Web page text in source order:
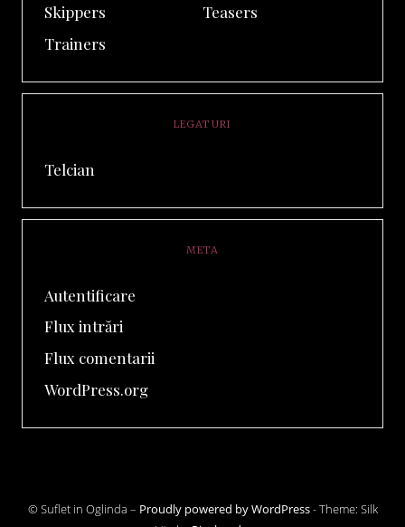
Skippers
Teasers
Trainers
LEGATURI
Telcian
META
Autentificare
Flux intrări
Flux comentarii
WordPress.org
© Suflet in Oglinda – Proudly powered by WordPress-Theme: Silk